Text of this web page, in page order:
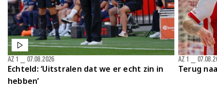
Echteld: ‘Uitstralen dat we er echt zin in
hebben’
AZ 1 07.08.2026
Terug
AZ 1